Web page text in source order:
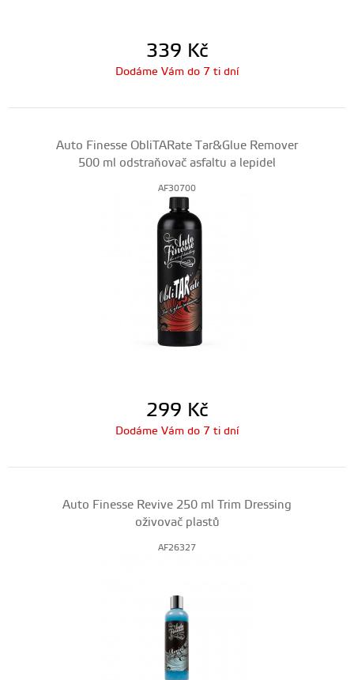
339 Kč
Dodáme Vám do 7 ti dní
Auto Finesse ObliTARate Tar&Glue Remover
500 ml odstraňovač asfaltu a lepidel
AF30700
299 Kč
Dodáme Vám do 7 ti dní
Auto Finesse Revive 250 ml Trim Dressing
oživovač plastů
AF26327